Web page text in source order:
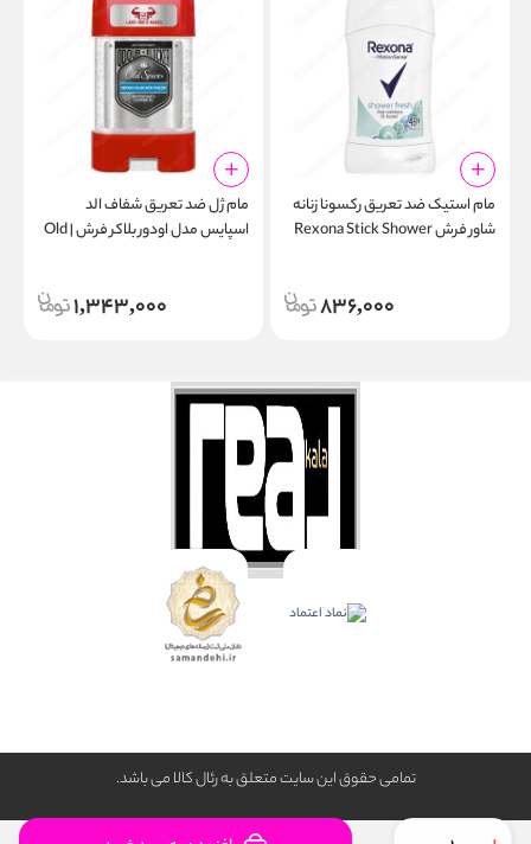
مام استیک ضد تعریق رکسونا زنانه
شاور فرش Rexona Stick Shower
836,000
مام ژل ضد تعریق شفاف الد
اسپایس مدل اودور بلاکر فرش | Old
1,343,000
تمامی حقوق این سایت متعلق به رئال كالا می باشد.